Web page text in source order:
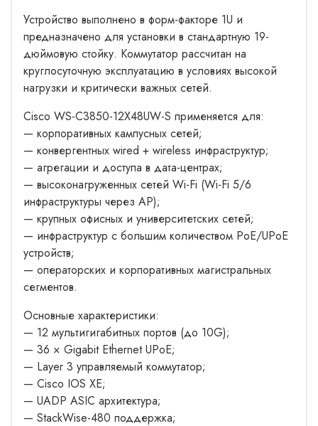
Устройство выполнено в форм-факторе 1U и
предназначено для установки в стандартную 19-
дюймовую стойку. Коммутатор рассчитан на
круглосуточную эксплуатацию в условиях высокой
нагрузки и критически важных сетей.
Cisco WS-C3850-12X48UW-S применяется для:
— корпоративных кампусных сетей;
— конвергентных wired + wireless инфраструктур;
— агрегации и доступа в дата-центрах;
— высоконагруженных сетей Wi-Fi (Wi-Fi 5/6
инфраструктуры через AP);
— крупных офисных и университетских сетей;
— инфраструктур с большим количеством PoE/UPoE
устройств;
— операторских и корпоративных магистральных
сегментов.
Основные характеристики:
— 12 мультигигабитных портов (до 10G);
— 36 × Gigabit Ethernet UPoE;
— Layer 3 управляемый коммутатор;
— Cisco IOS XE;
— UADP ASIC архитектура;
— StackWise-480 поддержка;